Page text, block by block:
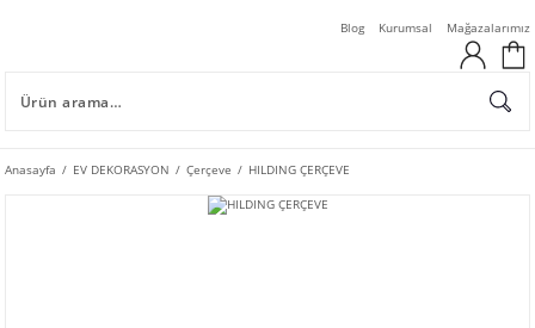
Blog Kurumsal Mağazalarımız
Anasayfa EV DEKORASYON Çerçeve HILDING ÇERÇEVE